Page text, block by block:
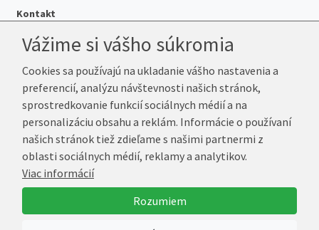
Kontakt
Telefón:+421 222 205 863
E-mail:info@kup-sosovky.sk
Reklamačná adresa
Andrea Votavová
Revoluční 1017
290 01 Poděbrady
Česká republika
Vážime si vášho súkromia
Cookies sa používajú na ukladanie vášho nastavenia a
preferencií, analýzu návštevnosti našich stránok,
sprostredkovanie funkcií sociálnych médií a na
personalizáciu obsahu a reklám. Informácie o používaní
našich stránok tiež zdieľame s našimi partnermi z
oblasti sociálnych médií, reklamy a analytikov.
Viac informácií
Rozumiem